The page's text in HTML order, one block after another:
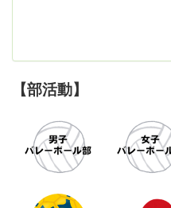
【部活動】